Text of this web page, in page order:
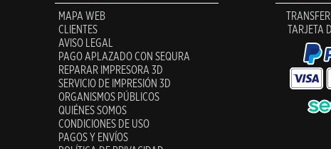
MAPA WEB
CLIENTES
AVISO LEGAL
PAGO APLAZADO CON SEQURA
REPARAR IMPRESORA 3D
SERVICIO DE IMPRESIÓN 3D
ORGANISMOS PÚBLICOS
QUIÉNES SOMOS
CONDICIONES DE USO
PAGOS Y ENVÍOS
TARJETA